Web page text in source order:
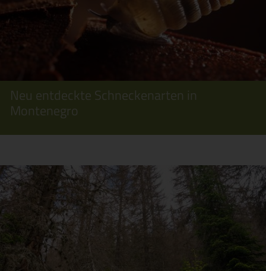
Neu entdeckte Schneckenarten in
Montenegro